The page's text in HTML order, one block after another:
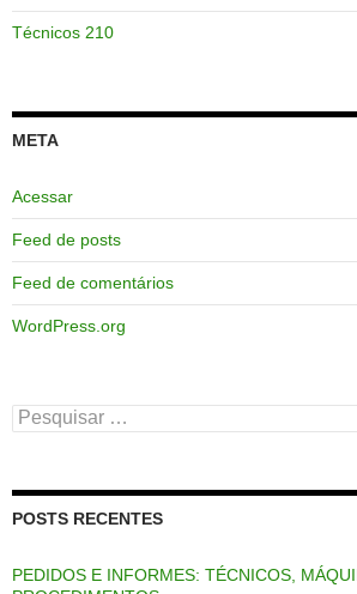
Técnicos 210
META
Acessar
Feed de posts
Feed de comentários
WordPress.org
Pesquisar
por:
POSTS RECENTES
PEDIDOS E INFORMES: TÉCNICOS,